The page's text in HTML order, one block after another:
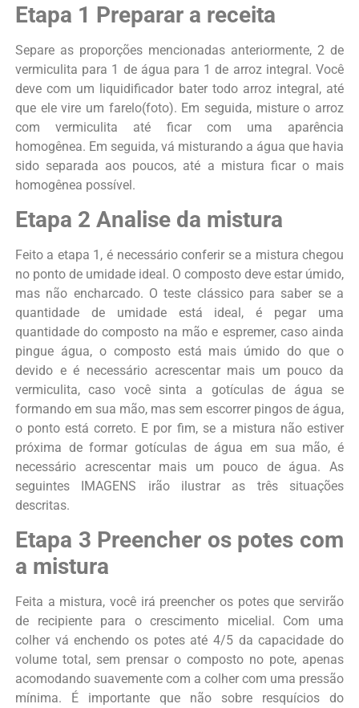
Etapa 1 Preparar a receita
Separe as proporções mencionadas anteriormente, 2 de
vermiculita para 1 de água para 1 de arroz integral. Você
deve com um liquidificador bater todo arroz integral, até
que ele vire um farelo(foto). Em seguida, misture o arroz
com vermiculita até ficar com uma aparência
homogênea. Em seguida, vá misturando a água que havia
sido separada aos poucos, até a mistura ficar o mais
homogênea possível.
Etapa 2 Analise da mistura
Feito a etapa 1, é necessário conferir se a mistura chegou
no ponto de umidade ideal. O composto deve estar úmido,
mas não encharcado. O teste clássico para saber se a
quantidade de umidade está ideal, é pegar uma
quantidade do composto na mão e espremer, caso ainda
pingue água, o composto está mais úmido do que o
devido e é necessário acrescentar mais um pouco da
vermiculita, caso você sinta a gotículas de água se
formando em sua mão, mas sem escorrer pingos de água,
o ponto está correto. E por fim, se a mistura não estiver
próxima de formar gotículas de água em sua mão, é
necessário acrescentar mais um pouco de água. As
seguintes IMAGENS irão ilustrar as três situações
descritas.
Etapa 3 Preencher os potes com
a mistura
Feita a mistura, você irá preencher os potes que servirão
de recipiente para o crescimento micelial. Com uma
colher vá enchendo os potes até 4/5 da capacidade do
volume total, sem prensar o composto no pote, apenas
acomodando suavemente com a colher com uma pressão
mínima. É importante que não sobre resquícios do